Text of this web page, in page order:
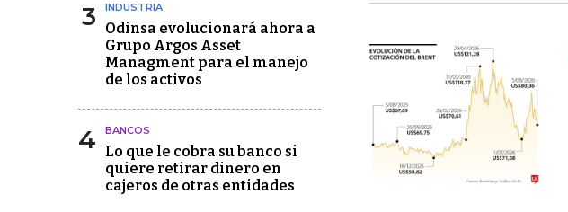
3 INDUSTRIA
Odinsa evolucionará ahora a
Grupo Argos Asset
Managment para el manejo
de los activos
4 BANCOS
Lo que le cobra su banco si
quiere retirar dinero en
cajeros de otras entidades